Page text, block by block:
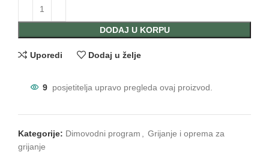
DODAJ U KORPU
Uporedi Dodaj u želje
9 posjetitelja upravo pregleda ovaj proizvod.
Kategorije: Dimovodni program
Grijanje i oprema za
grijanje